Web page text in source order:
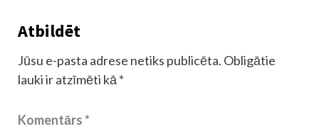
Atbildēt
Jūsu e-pasta adrese netiks publicēta. Obligātie
lauki ir atzīmēti kā *
Komentārs*